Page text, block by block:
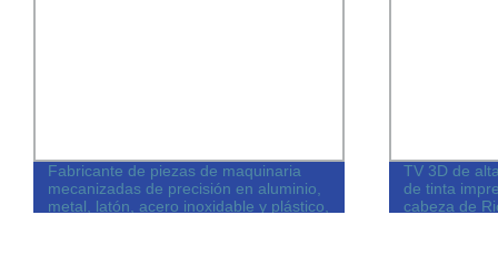
Fabricante de piezas de maquinaria
mecanizadas de precisión en aluminio,
metal, latón, acero inoxidable y plástico,
TV 3D de
de tinta
cabeza de